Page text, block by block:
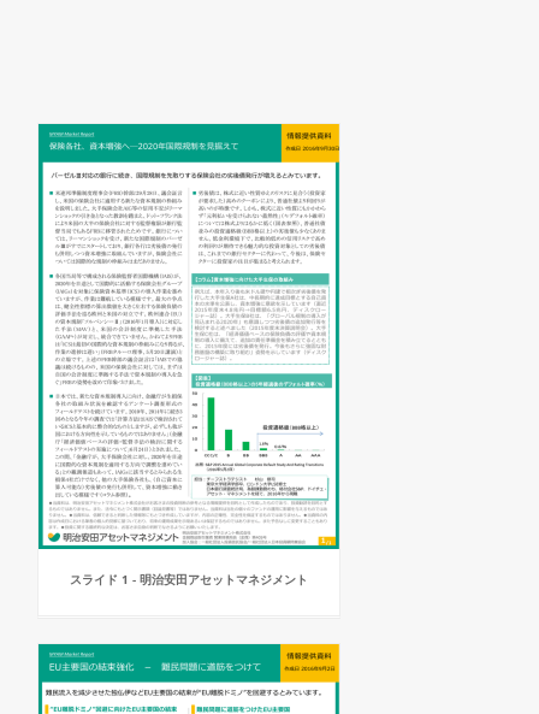
スライド 1 - 明治安田アセットマネジメント